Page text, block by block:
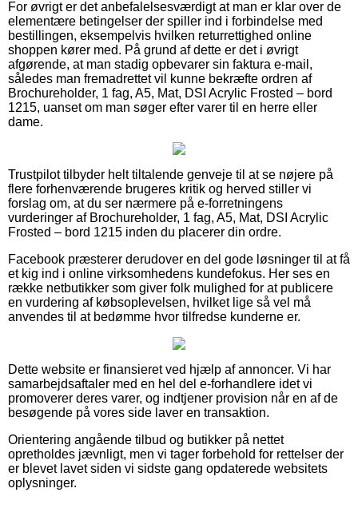
For øvrigt er det anbefalelsesværdigt at man er klar over de
elementære betingelser der spiller ind i forbindelse med
bestillingen, eksempelvis hvilken returrettighed online
shoppen kører med. På grund af dette er det i øvrigt
afgørende, at man stadig opbevarer sin faktura e-mail,
således man fremadrettet vil kunne bekræfte ordren af
Brochureholder, 1 fag, A5, Mat, DSI Acrylic Frosted – bord
1215, uanset om man søger efter varer til en herre eller
dame.
Trustpilot tilbyder helt tiltalende genveje til at se nøjere på
flere forhenværende brugeres kritik og herved stiller vi
forslag om, at du ser nærmere på e-forretningens
vurderinger af Brochureholder, 1 fag, A5, Mat, DSI Acrylic
Frosted – bord 1215 inden du placerer din ordre.
Facebook præsterer derudover en del gode løsninger til at få
et kig ind i online virksomhedens kundefokus. Her ses en
række netbutikker som giver folk mulighed for at publicere
en vurdering af købsoplevelsen, hvilket lige så vel må
anvendes til at bedømme hvor tilfredse kunderne er.
Dette website er finansieret ved hjælp af annoncer. Vi har
samarbejdsaftaler med en hel del e-forhandlere idet vi
promoverer deres varer, og indtjener provision når en af de
besøgende på vores side laver en transaktion.
Orientering angående tilbud og butikker på nettet
opretholdes jævnligt, men vi tager forbehold for rettelser der
er blevet lavet siden vi sidste gang opdaterede websitets
oplysninger.